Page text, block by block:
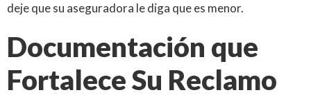
deje que su aseguradora le diga que es menor.
Documentación que
Fortalece Su Reclamo